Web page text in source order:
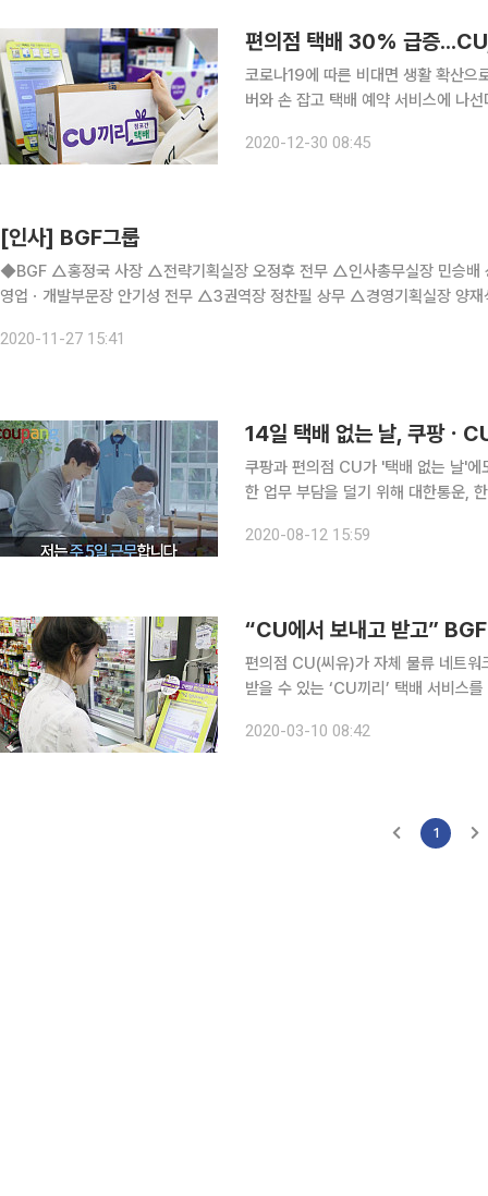
편의점 택배 30% 급증
코로나19에 따른 비대면 생활 확산으
버와 손 잡고 택배 예약 서비스에 나
밝혔다. 기존 CU포스트 홈페이
2020-12-30 08:45
[인사] BGF그룹
◆BGF △홍정국 사장 △전략기획실장 오정후 전무 △인사총무실장 민승배 상무 ◆BGF리테일 △상품ㆍ해외사업부문장 장영철 전무 △
영업ㆍ개발부문장 안기성 전무 △3권역장 정찬필 상무 △경영기획실장 양재석 상무 △마케팅실장 오명란 △정보시스템본
2020-11-27 15:41
14일 택배 없는 날, 쿠팡ㆍ
쿠팡과 편의점 CU가 '택배 없는 날'에도 배송 서비스를
한 업무 부담을 덜기 위해 대한통운,
우정사업본부 소포위탁배달원도 이에
2020-08-12 15:59
편의점 CU(씨유)가 자체 물류 네트
받을 수 있는 ‘CU끼리’ 택배 서비스
는 방식이다. 이용 방법은 일반 택배
2020-03-10 08:42
1